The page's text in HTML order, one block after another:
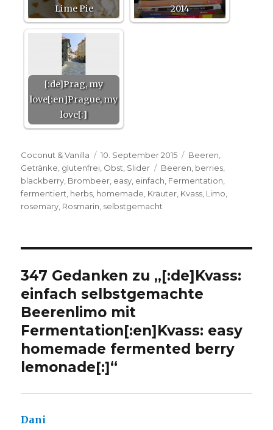
Lime Pie
2014
[:de]Prag, my
love[:en]Prague, my
love[:]
Autor
Coconut & Vanilla
Veröffentlicht
am
10. September 2015 Kategorien
Beeren
Getränke glutenfrei Obst Slider Schlagwörter
Beeren berries
blackberry Brombeer easy einfach Fermentation
fermentiert herbs homemade Kräuter Kvass Limo
rosemary Rosmarin selbstgemacht
347 Gedanken zu „[:de]Kvass:
einfach selbstgemachte
Beerenlimo mit
Fermentation[:en]Kvass: easy
homemade fermented berry
lemonade[:]“
Dani